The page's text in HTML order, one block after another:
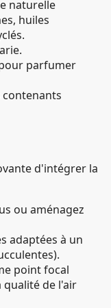
naturelle
huiles
parfumer
contenants
d'intégrer la
ou aménagez
adaptées à un
point focal
de l'air